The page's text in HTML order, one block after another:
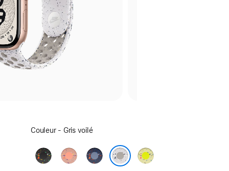
Sélectionner
couleur :
Couleur - Gris voilé
Noir
minuit
Rose
crépuscule
Ruban
bleu
Splash
Volt